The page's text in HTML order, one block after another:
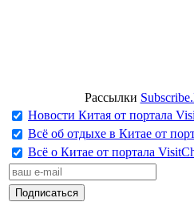
Рассылки
Новости Китая от портала
Всё об отдыхе в Китае от
Всё о Китае от портала